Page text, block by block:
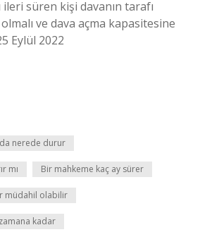
ileri süren kişi davanın tarafı
ve dava açma kapasitesine
Eylül 2022
nerede durur
mı Bir mahkeme kaç ay sürer
müdahil olabilir
kadar